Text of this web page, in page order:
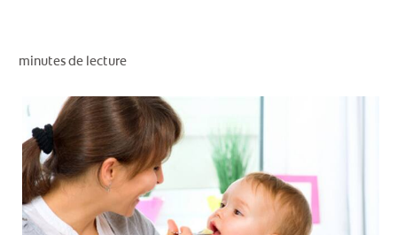
minutes de lecture